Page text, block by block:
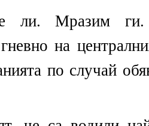
ли. Мразим
на
по случай